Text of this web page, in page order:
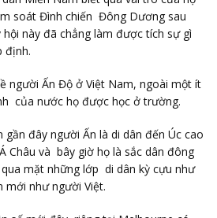
soát Đình chiến Đông Dương sau
hội này đã chẳng làm được tích sự gì
định.
người Ấn Độ ở Việt Nam, ngoài một ít
của nước họ được học ở trường.
gần đây người Ấn là di dân đến Úc cao
Châu và bây giờ họ là sắc dân đông
mặt những lớp di dân kỳ cựu như
mới như người Việt.